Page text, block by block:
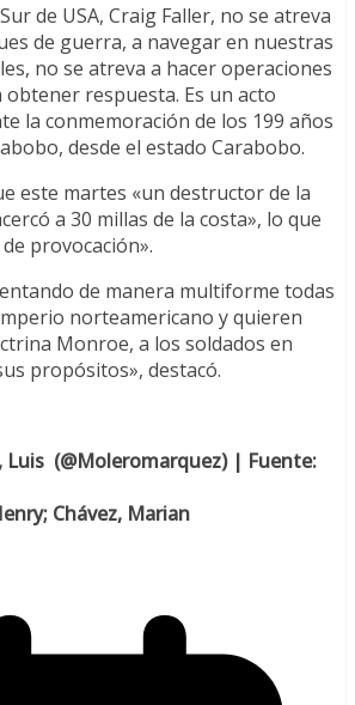
de USA, Craig Faller, no se atreva
de guerra, a navegar en nuestras
no se atreva a hacer operaciones
respuesta. Es un acto
la conmemoración de los 199 años
desde el estado Carabobo.
este martes «un destructor de la
a 30 millas de la costa», lo que
provocación».
de manera multiforme todas
norteamericano y quieren
Monroe, a los soldados en
propósitos», destacó.
Luis (@Moleromarquez) | Fuente:
Chávez, Marian